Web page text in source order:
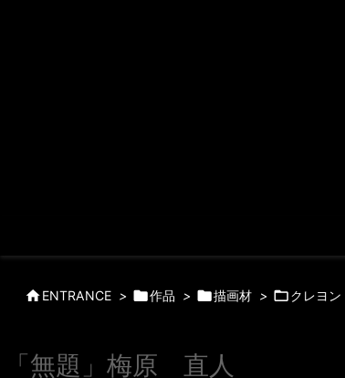
ENTRANCE > 作品 > 描画材 > クレヨン
「無題」梅原 直人